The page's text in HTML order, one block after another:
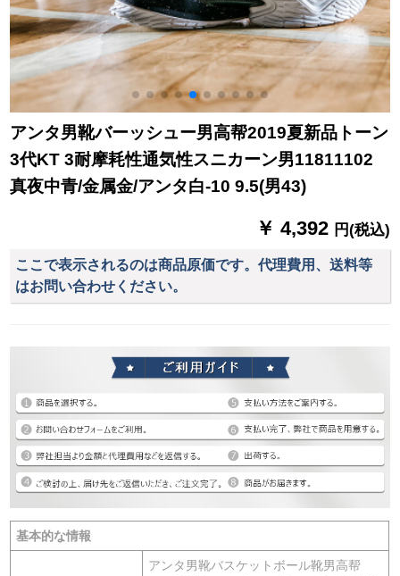
アンタ男靴バーッシュー男高帮2019夏新品トーン
3代KT 3耐摩耗性通気性スニカーン男11811102
真夜中青/金属金/アンタ白-10 9.5(男43)
￥ 4,392 円(税込)
ここで表示されるのは商品原価です。代理費用、送料等
はお問い合わせください。
基本的な情報
アンタ男靴バスケットボール靴男高帮